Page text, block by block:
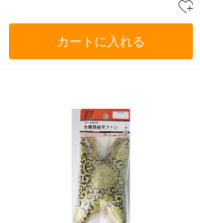
カートに入れる